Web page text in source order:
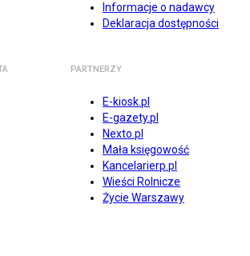
Informacje o nadawcy
Deklaracja dostępności
PARTNERZY
E-kiosk.pl
E-gazety.pl
Nexto.pl
Mała księgowość
Kancelarierp.pl
Wieści Rolnicze
Życie Warszawy